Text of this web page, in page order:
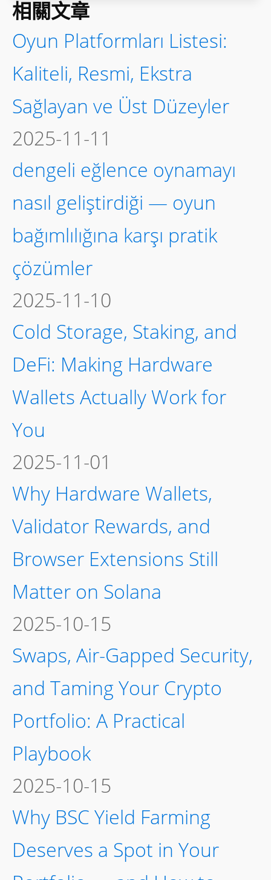
相關文章
Oyun Platformları Listesi:
Kaliteli, Resmi, Ekstra
Sağlayan ve Üst Düzeyler
2025-11-11
dengeli eğlence oynamayı
nasıl geliştirdiği — oyun
bağımlılığına karşı pratik
çözümler
2025-11-10
Cold Storage, Staking, and
DeFi: Making Hardware
Wallets Actually Work for
You
2025-11-01
Why Hardware Wallets,
Validator Rewards, and
Browser Extensions Still
Matter on Solana
2025-10-15
Swaps, Air-Gapped Security,
and Taming Your Crypto
Portfolio: A Practical
Playbook
2025-10-15
Why BSC Yield Farming
Deserves a Spot in Your